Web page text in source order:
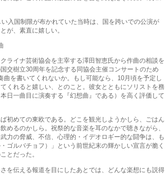
入国制限が布かれていた当時は、国を跨いでの公演が
が、素直に嬉しい。
ライナ芸術協会を主宰する澤田智恵氏から作曲の相談を
交樹立30周年を記念する同協会主催コンサートのため
曲を書いてくれないか。もし可能なら、10月頃を予定し
くれると嬉しい、とのこと。彼女とともにソリストを務
日一曲目に演奏する『幻想曲』である）を高く評価して
初めての東欧である。どこを観光しようかしら、ごはん
めるのかしら。祝祭的な音楽を耳のなかで聴きながら、
力の脅威、不信、心理的・イデオロギー的な闘争は、も
ゴルバチョフ）」という前世紀末の輝かしい宣言が脆く
とだった。
を伝える報道を目にしたあとでは、どんな楽想にも説得